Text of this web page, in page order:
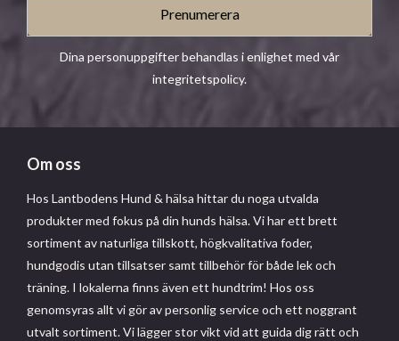
Prenumerera
Dina personuppgifter behandlas i enlighet med vår
integritetspolicy.
Om oss
Hos Lantbodens Hund & hälsa hittar du noga utvalda
produkter med fokus på din hunds hälsa. Vi har ett brett
sortiment av naturliga tillskott, högkvalitativa foder,
hundgodis utan tillsatser samt tillbehör för både lek och
träning. I lokalerna finns även ett hundtrim! Hos oss
genomsyras allt vi gör av personlig service och ett noggrant
utvalt sortiment. Vi lägger stor vikt vid att guida dig rätt och